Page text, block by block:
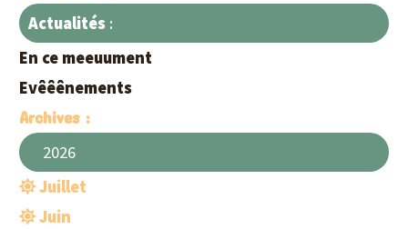
Actualités :
En ce meeuument
Evêêênements
Archives :
2026
Juillet
Juin